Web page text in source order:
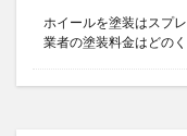
ホイールを塗装はスプ
業者の塗装料金はどの